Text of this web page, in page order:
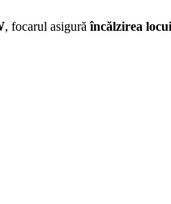
, focarul asigurăîncălzirea